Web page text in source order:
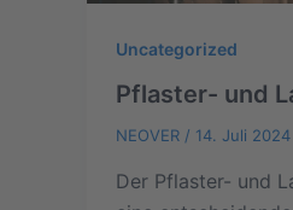
Uncategorized
Pflaster- und
NEOVER / 14. Juli 2024
Der Pflaster- und